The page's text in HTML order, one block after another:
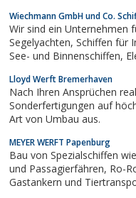
Wiechmann GmbH und Co.
Wir sind ein Unternehmen
Segelyachten, Schiffen für Industrie und Häfen, Reparatur auf
Lloyd Werft Bremerhaven
Nach Ihren Ansprüchen
Sonderfertigungen auf
Art von Umbau aus.
MEYER WERFT Papenburg
Bau von Spezialschiffen wie
und Passagierfähren, Ro-Ro- und Passagierschiffen sowie
Gastankern und